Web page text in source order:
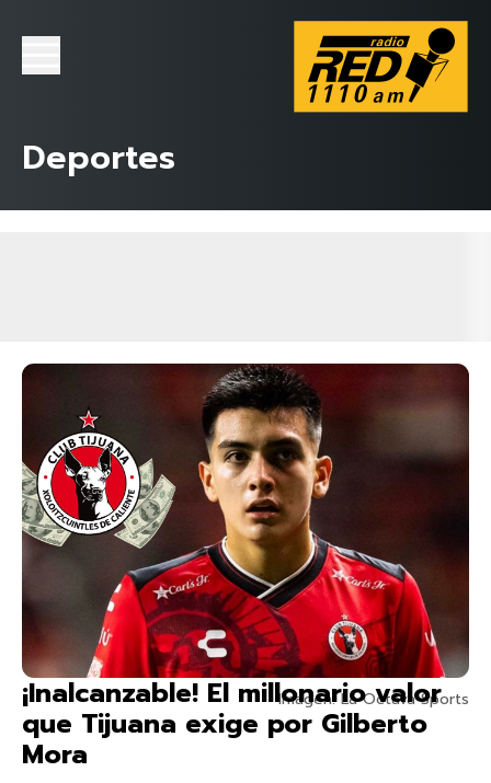
Deportes
Imagen: La Octava Sports
¡Inalcanzable! El millonario valor
que Tijuana exige por Gilberto
Mora